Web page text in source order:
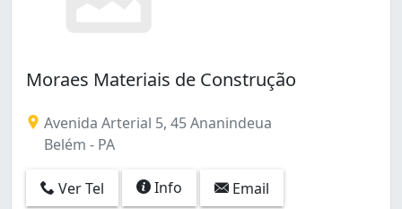
Moraes Materiais de Construção
Avenida Arterial 5, 45 Ananindeua
Belém - PA
Ver Tel Info Email